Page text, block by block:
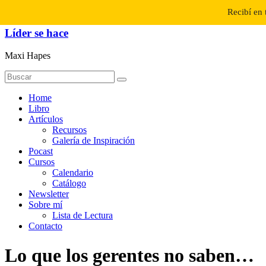
contenido
Líder se hace
Maxi Hapes
Menú
Home
Libro
Artículos
Recursos
Galería de Inspiración
Pocast
Cursos
Calendario
Catálogo
Newsletter
Sobre mí
Lista de Lectura
Contacto
Lo que los gerentes no saben…
Recibí en